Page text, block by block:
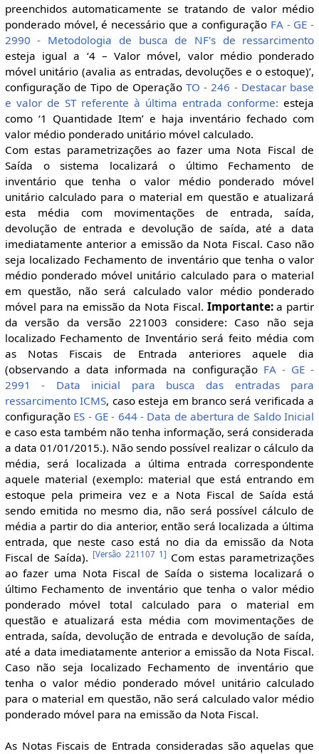
preenchidos automaticamente se tratando de valor médio
ponderado móvel, é necessário que a configuração FA - GE -
2990 - Metodologia de busca de NF's de ressarcimento
esteja igual a ‘4 – Valor móvel, valor médio ponderado
móvel unitário (avalia as entradas, devoluções e o estoque)’,
configuração de Tipo de Operação TO - 246 - Destacar base
e valor de ST referente à última entrada conforme: esteja
como ‘1 Quantidade Item’ e haja inventário fechado com
valor médio ponderado unitário móvel calculado.
Com estas parametrizações ao fazer uma Nota Fiscal de
Saída o sistema localizará o último Fechamento de
inventário que tenha o valor médio ponderado móvel
unitário calculado para o material em questão e atualizará
esta média com movimentações de entrada, saída,
devolução de entrada e devolução de saída, até a data
imediatamente anterior a emissão da Nota Fiscal. Caso não
seja localizado Fechamento de inventário que tenha o valor
médio ponderado móvel unitário calculado para o material
em questão, não será calculado valor médio ponderado
móvel para na emissão da Nota Fiscal. Importante:a partir
da versão da versão 221003 considere: Caso não seja
localizado Fechamento de Inventário será feito média com
as Notas Fiscais de Entrada anteriores aquele dia
(observando a data informada na configuração FA - GE -
2991 - Data inicial para busca das entradas para
ressarcimento ICMS, caso esteja em branco será verificada a
configuração ES - GE - 644 - Data de abertura de Saldo Inicial
e caso esta também não tenha informação, será considerada
a data 01/01/2015.). Não sendo possível realizar o cálculo da
média, será localizada a última entrada correspondente
aquele material (exemplo: material que está entrando em
estoque pela primeira vez e a Nota Fiscal de Saída está
sendo emitida no mesmo dia, não será possível cálculo de
média a partir do dia anterior, então será localizada a última
entrada, que neste caso está no dia da emissão da Nota
Fiscal de Saída). [Versão 221107 1 ] Com estas parametrizações
ao fazer uma Nota Fiscal de Saída o sistema localizará o
último Fechamento de inventário que tenha o valor médio
ponderado móvel total calculado para o material em
questão e atualizará esta média com movimentações de
entrada, saída, devolução de entrada e devolução de saída,
até a data imediatamente anterior a emissão da Nota Fiscal.
Caso não seja localizado Fechamento de inventário que
tenha o valor médio ponderado móvel unitário calculado
para o material em questão, não será calculado valor médio
ponderado móvel para na emissão da Nota Fiscal.
As Notas Fiscais de Entrada consideradas são aquelas que